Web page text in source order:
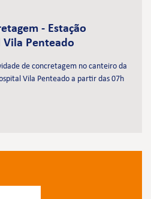
- Estação
Penteado
de concretagem no canteiro da
Vila Penteado a partir das 07h